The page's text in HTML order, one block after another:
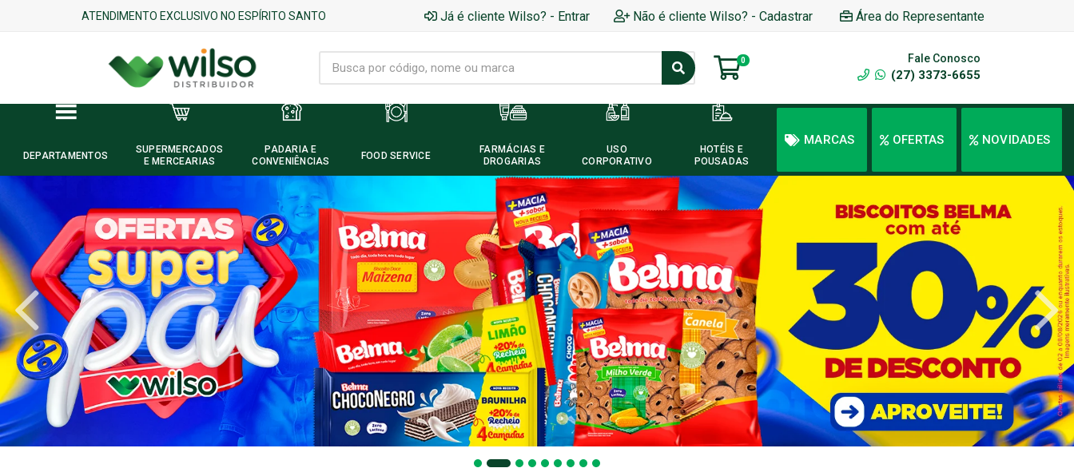
ATENDIMENTO EXCLUSIVO NO ESPÍRITO SANTO Já é cliente Wilso? - Entrar Não é cliente Wilso? - Cadastrar Área do Representante
0 Fale Conosco
(27) 3373-6655
DEPARTAMENTOS
SUPERMERCADOS
E MERCEARIAS
PADARIA E
CONVENIÊNCIAS
FOOD SERVICE
FARMÁCIAS E
DROGARIAS
USO
CORPORATIVO
HOTÉIS E
POUSADAS
MARCAS OFERTAS NOVIDADES